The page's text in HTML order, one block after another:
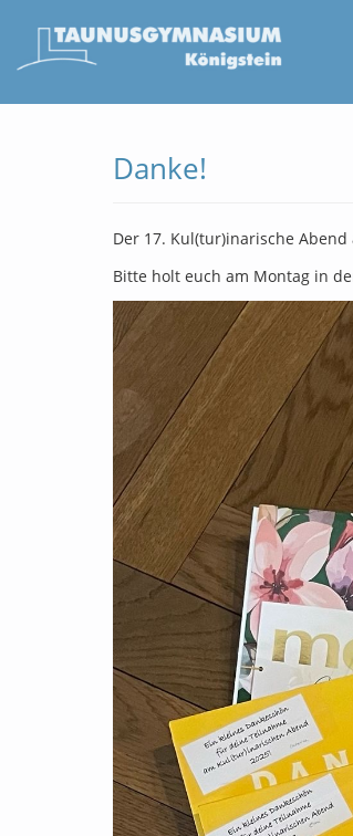
Danke!
Der 17. Kul(tur)inarische
Bitte holt euch am Montag in